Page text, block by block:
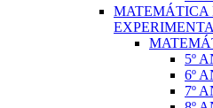
MATEMÁTICA
5º
6º
7º